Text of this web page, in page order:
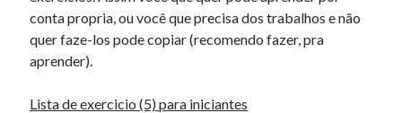
Artigos Recentes
Ubuntu 12.04 – Configurando Samba (3.6.3)
Compilando para Teensy 3.0 no Windows utilizando Makefile
conta propria, ou você que precisa dos trabalhos e não
quer faze-los pode copiar (recomendo fazer, pra
aprender).
Lista de exercicio (5) para iniciantes